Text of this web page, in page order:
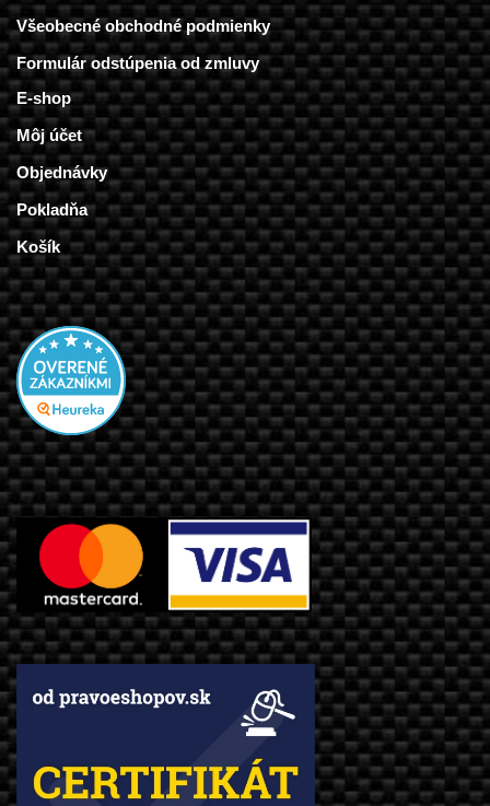
Všeobecné obchodné podmienky
Formulár odstúpenia od zmluvy
E-shop
Môj účet
Objednávky
Pokladňa
Košík